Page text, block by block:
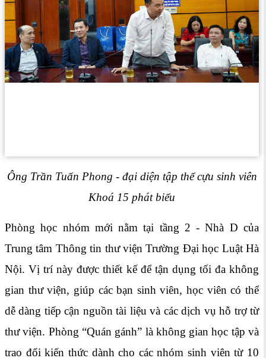
Ông Trần Tuấn Phong - đại diện tập thể cựu sinh viên
Khoá 15 phát biểu
Phòng học nhóm mới nằm tại tầng 2 - Nhà D của
Trung tâm Thông tin thư viện Trường Đại học Luật Hà
Nội. Vị trí này được thiết kế để tận dụng tối đa không
gian thư viện, giúp các bạn sinh viên, học viên có thể
dễ dàng tiếp cận nguồn tài liệu và các dịch vụ hỗ trợ từ
thư viện. Phòng “Quán gánh” là không gian học tập và
trao đổi kiến thức dành cho các nhóm sinh viên từ 10